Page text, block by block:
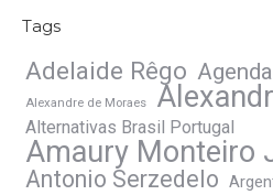
Tags
Adelaide Rêgo
Alexandre de Moraes
Alternativas Brasil Portugal
Amaury Monteiro
Antonio Serzedelo